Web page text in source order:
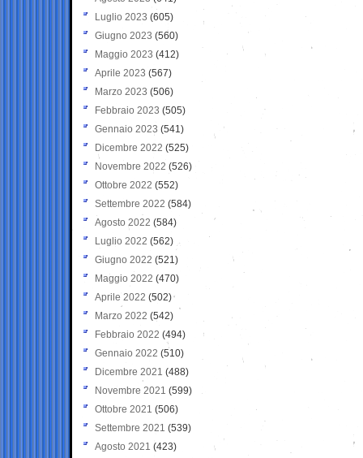
Luglio 2023 (605)
Giugno 2023 (560)
Maggio 2023 (412)
Aprile 2023 (567)
Marzo 2023 (506)
Febbraio 2023 (505)
Gennaio 2023 (541)
Dicembre 2022 (525)
Novembre 2022 (526)
Ottobre 2022 (552)
Settembre 2022 (584)
Agosto 2022 (584)
Luglio 2022 (562)
Giugno 2022 (521)
Maggio 2022 (470)
Aprile 2022 (502)
Marzo 2022 (542)
Febbraio 2022 (494)
Gennaio 2022 (510)
Dicembre 2021 (488)
Novembre 2021 (599)
Ottobre 2021 (506)
Settembre 2021 (539)
Agosto 2021 (423)